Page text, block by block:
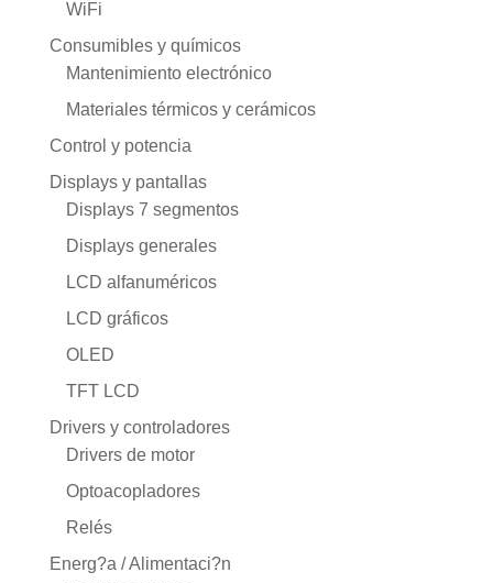
WiFi
Consumibles y químicos
Mantenimiento electrónico
Materiales térmicos y cerámicos
Control y potencia
Displays y pantallas
Displays 7 segmentos
Displays generales
LCD alfanuméricos
LCD gráficos
OLED
TFT LCD
Drivers y controladores
Drivers de motor
Optoacopladores
Relés
Energ?a / Alimentaci?n